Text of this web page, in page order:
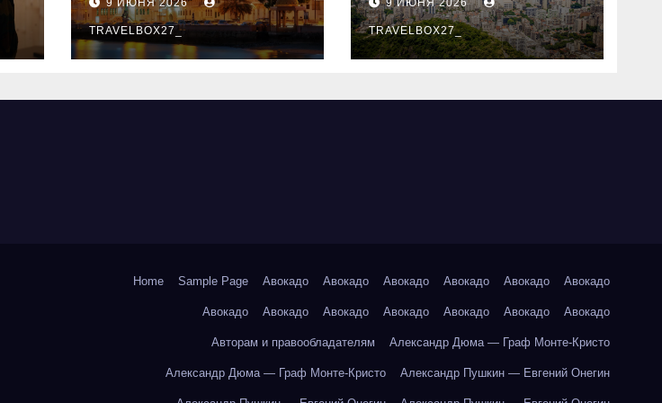
9 ИЮНЯ 2026
TRAVELBOX27_
знали
9 ИЮНЯ 2026
TRAVELBOX27_
Home Sample Page Авокадо Авокадо Авокадо Авокадо Авокадо Авокадо
Авокадо Авокадо Авокадо Авокадо Авокадо Авокадо Авокадо
Авторам и правообладателям Александр Дюма — Граф Монте-Кристо
Александр Дюма — Граф Монте-Кристо Александр Пушкин — Евгений Онегин